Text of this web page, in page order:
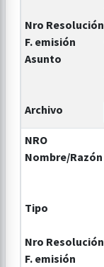
Nro Resolución
F. emisión
Asunto
Archivo
NRO
Nombre/Razón
Tipo
Nro Resolución
F. emisión